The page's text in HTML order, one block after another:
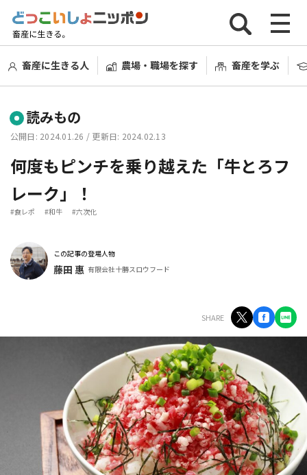
畜産に生きる人 農場・職場を探す 畜産を学ぶ
読みもの
公開日: 2024.01.26 / 更新日: 2024.02.13
何度もピンチを乗り越えた「牛とろフ
レーク」！
#食レポ #和牛 #六次化
この記事の登場人物
藤田 惠 有限会社十勝スロウフード
SHARE